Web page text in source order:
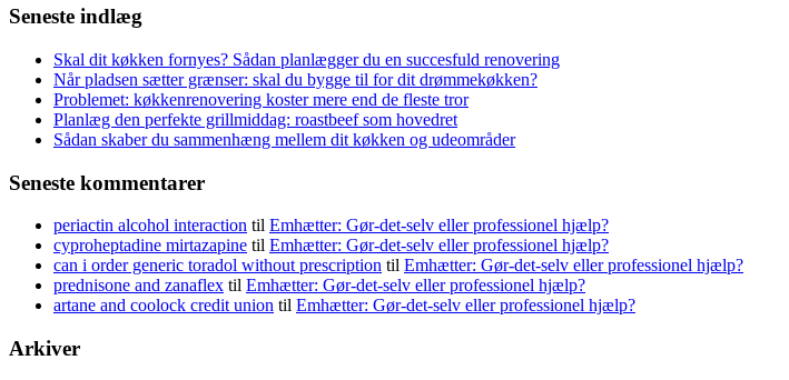
Seneste indlæg
Skal dit køkken fornyes? Sådan planlægger du en succesfuld renovering
Når pladsen sætter grænser: skal du bygge til for dit drømmekøkken?
Problemet: køkkenrenovering koster mere end de fleste tror
Planlæg den perfekte grillmiddag: roastbeef som hovedret
Sådan skaber du sammenhæng mellem dit køkken og udeområder
Seneste kommentarer
periactin alcohol interaction til Emhætter: Gør-det-selv eller professionel hjælp?
cyproheptadine mirtazapine til Emhætter: Gør-det-selv eller professionel hjælp?
can i order generic toradol without prescription til Emhætter: Gør-det-selv eller professionel hjælp?
prednisone and zanaflex til Emhætter: Gør-det-selv eller professionel hjælp?
artane and coolock credit union til Emhætter: Gør-det-selv eller professionel hjælp?
Arkiver